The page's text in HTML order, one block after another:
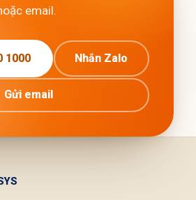
email.
1000 Nhắn Zalo
Gửi email